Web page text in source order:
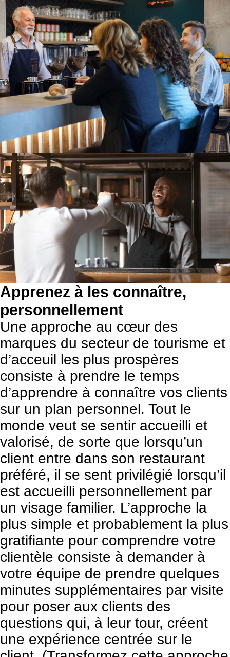
Apprenez à les connaître,
personnellement
Une approche au cœur des
marques du secteur de tourisme et
d’acceuil les plus prospères
consiste à prendre le temps
d’apprendre à connaître vos clients
sur un plan personnel. Tout le
monde veut se sentir accueilli et
valorisé, de sorte que lorsqu’un
client entre dans son restaurant
préféré, il se sent privilégié lorsqu’il
est accueilli personnellement par
un visage familier. L’approche la
plus simple et probablement la plus
gratifiante pour comprendre votre
clientèle consiste à demander à
votre équipe de prendre quelques
minutes supplémentaires par visite
pour poser aux clients des
questions qui, à leur tour, créent
une expérience centrée sur le